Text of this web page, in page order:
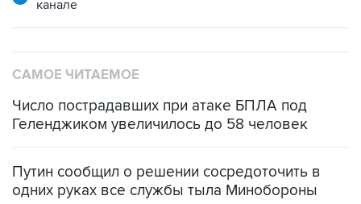
канале
САМОЕ ЧИТАЕМОЕ
Число пострадавших при атаке БПЛА под
Геленджиком увеличилось до 58 человек
Путин сообщил о решении сосредоточить в
одних руках все службы тыла Минобороны